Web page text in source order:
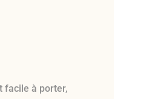
facile à porter,